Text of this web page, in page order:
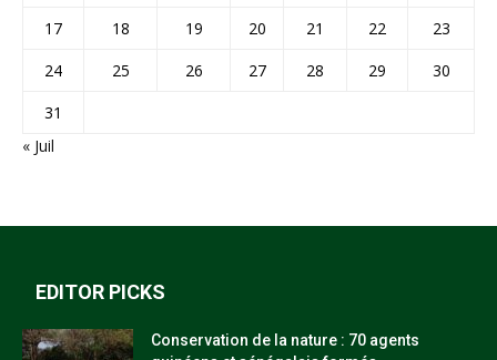
17
18 19 20 21 22
23
24
25 26 27 28 29
30
31
« Juil
EDITOR PICKS
Conservation de la nature : 70 agents